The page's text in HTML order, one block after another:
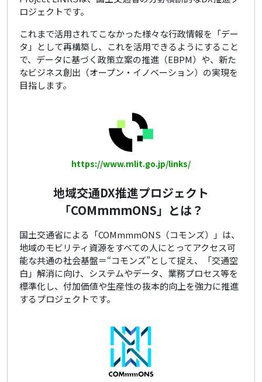
ロジェクトです。
これまで活用されてこなかった様々な行政情報を「デー
タ」として再構築し、これを活用できるようにすること
で、データに基づく政策立案の推進（EBPM）や、新た
なビジネス創出（オープン・イノベーション）の実現を
目指します。
https://www.mlit.go.jp/links/
地域交通DX推進プロジェクト
「COMmmmONS」とは？
国土交通省による「COMmmmONS（コモンズ）」は、
地域のモビリティ資源をすべての人にとってアクセス可
能な共通の社会基盤＝“コモンズ”として捉え、「交通空
白」解消に向け、システムやデータ、業務プロセス等を
標準化し、付加価値や生産性の抜本的向上を強力に推進
するプロジェクトです。